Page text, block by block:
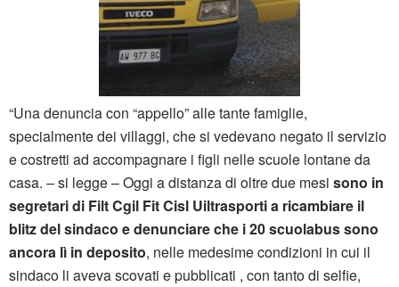
“Una denuncia con “appello” alle tante famiglie,
specialmente dei villaggi, che si vedevano negato il servizio
e costretti ad accompagnare i figli nelle scuole lontane da
casa. – si legge – Oggi a distanza di oltre due mesi sono in
segretari di Filt Cgil Fit Cisl Uiltrasporti a ricambiare il
blitz del sindaco e denunciare che i 20 scuolabus sono
ancora lì in deposito, nelle medesime condizioni in cui il
sindaco li aveva scovati e pubblicati , con tanto di selfie,